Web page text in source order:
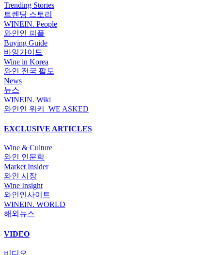
Trending Stories
트렌딩 스토리
WINEIN. People
와인인 피플
Buying Guide
바잉가이드
Wine in Korea
와인 전국 팔도
News
뉴스
WINEIN. Wiki
와인인 위키_WE ASKED
EXCLUSIVE ARTICLES
Wine & Culture
와인 인문학
Market Insider
와인 시장
Wine Insight
와인인사이트
WINEIN. WORLD
해외뉴스
VIDEO
비디오